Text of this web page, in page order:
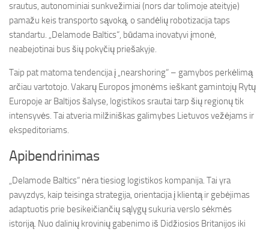
srautus, autonominiai sunkvežimiai (nors dar tolimoje ateityje)
pamažu keis transporto sąvoką, o sandėlių robotizacija taps
standartu. „Delamode Baltics“, būdama inovatyvi įmonė,
neabejotinai bus šių pokyčių priešakyje.
Taip pat matoma tendencija į „nearshoring“ – gamybos perkėlimą
arčiau vartotojo. Vakarų Europos įmonėms ieškant gamintojų Rytų
Europoje ar Baltijos šalyse, logistikos srautai tarp šių regionų tik
intensyvės. Tai atveria milžiniškas galimybes Lietuvos vežėjams ir
ekspeditoriams.
Apibendrinimas
„Delamode Baltics“ nėra tiesiog logistikos kompanija. Tai yra
pavyzdys, kaip teisinga strategija, orientacija į klientą ir gebėjimas
adaptuotis prie besikeičiančių sąlygų sukuria verslo sėkmės
istoriją. Nuo dalinių krovinių gabenimo iš Didžiosios Britanijos iki